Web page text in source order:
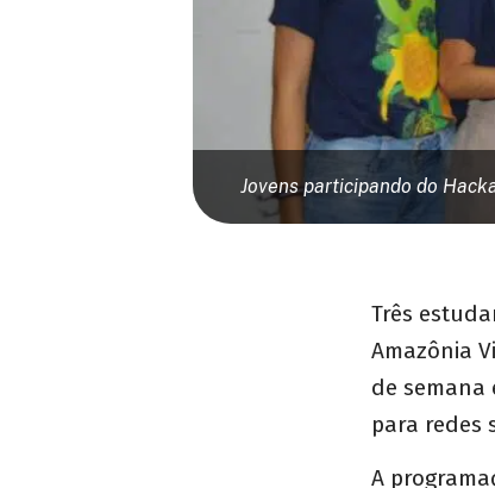
Jovens participando do
Três
Amazônia
de semana
para redes
A